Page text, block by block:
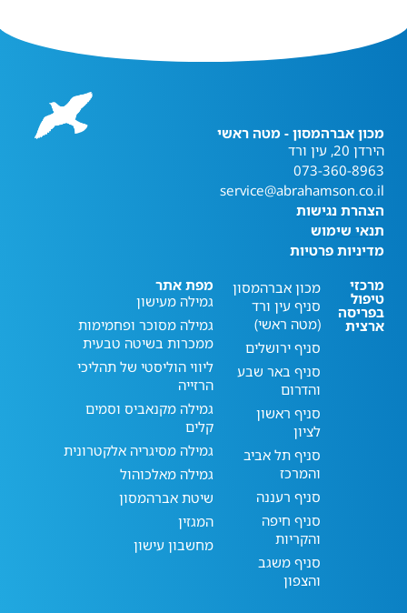
מכון אברהמסון - מטה ראשי
הירדן 20, עין ורד
073-360-8963
service@abrahamson.co.il
הצהרת נגישות
תנאי שימוש
מדיניות פרטיות
מרכזי
טיפול
בפריסה
ארצית
מכון אברהמסון
סניף עין ורד
(מטה ראשי)
סניף ירושלים
סניף באר שבע
והדרום
סניף ראשון
לציון
סניף תל אביב
והמרכז
סניף רעננה
סניף חיפה
והקריות
סניף משגב
והצפון
מפת אתר
גמילה מעישון
גמילה מסוכר ופחמימות
ממכרות בשיטה טבעית
ליווי הוליסטי של תהליכי
הרזייה
גמילה מקנאביס וסמים
קלים
גמילה מסיגריה אלקטרונית
גמילה מאלכוהול
שיטת אברהמסון
המגזין
מחשבון עישון